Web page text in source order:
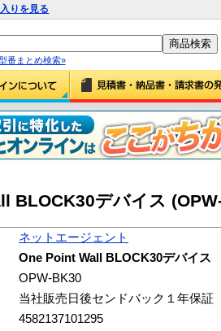
りを見る
番まとめ検索»
BLOCK30デバイス
ネットエージェント
One Point Wall BLOCK30デバイス
OPW-BK30
当社販売日後センドバック１年保証
4582137101295